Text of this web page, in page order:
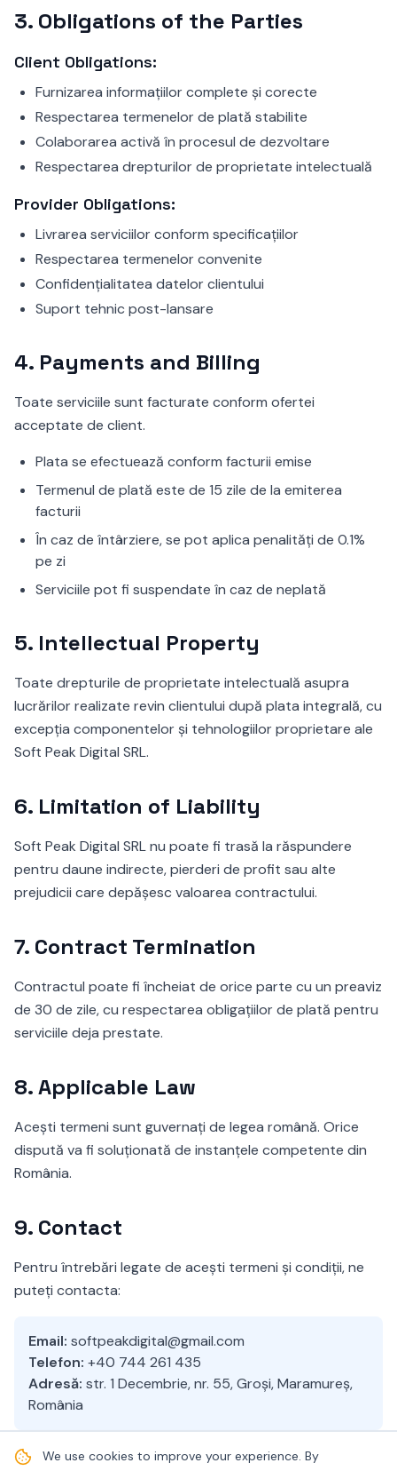
3. Obligations of the Parties
Client Obligations:
Furnizarea informațiilor complete și corecte
Respectarea termenelor de plată stabilite
Colaborarea activă în procesul de dezvoltare
Respectarea drepturilor de proprietate intelectuală
Provider Obligations:
Livrarea serviciilor conform specificațiilor
Respectarea termenelor convenite
Confidențialitatea datelor clientului
Suport tehnic post-lansare
4. Payments and Billing
Toate serviciile sunt facturate conform ofertei
acceptate de client.
Plata se efectuează conform facturii emise
Termenul de plată este de 15 zile de la emiterea
facturii
În caz de întârziere, se pot aplica penalități de 0.1%
pe zi
Serviciile pot fi suspendate în caz de neplată
5. Intellectual Property
Toate drepturile de proprietate intelectuală asupra
lucrărilor realizate revin clientului după plata integrală, cu
excepția componentelor și tehnologiilor proprietare ale
Soft Peak Digital SRL.
6. Limitation of Liability
Soft Peak Digital SRL nu poate fi trasă la răspundere
pentru daune indirecte, pierderi de profit sau alte
prejudicii care depășesc valoarea contractului.
7. Contract Termination
Contractul poate fi încheiat de orice parte cu un preaviz
de 30 de zile, cu respectarea obligațiilor de plată pentru
serviciile deja prestate.
8.Applicable Law
Acești termeni sunt guvernați de legea română. Orice
dispută va fi soluționată de instanțele competente din
România.
9. Contact
Pentru întrebări legate de acești termeni și condiții, ne
puteți contacta:
Email: softpeakdigital@gmail.com
Telefon: +40 744 261 435
Adresă: str. 1 Decembrie, nr. 55, Groși, Maramureș,
România
We use cookies to improve your experience. By